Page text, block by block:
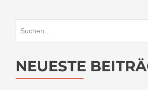
NEUESTE